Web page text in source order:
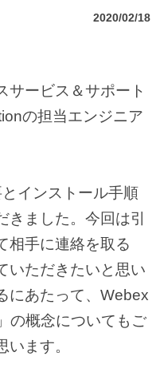
2020/02/18
サービス＆サポート
の担当エンジニア
インストール手順
きました。今回は引
相手に連絡を取る
いただきたいと思い
にあたって、Webex
の概念についてもご
ます。